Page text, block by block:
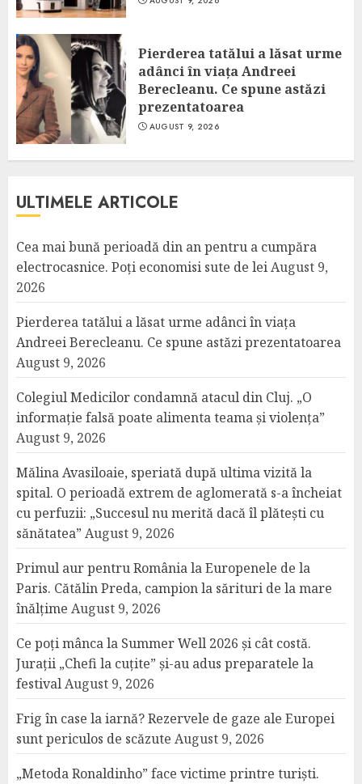
Pierderea tatălui a lăsat urme
adânci în viața Andreei
Berecleanu. Ce spune astăzi
prezentatoarea
AUGUST 9, 2026
ULTIMELE ARTICOLE
Cea mai bună perioadă din an pentru a cumpăra
electrocasnice. Poți economisi sute de leiAugust 9,
2026
Pierderea tatălui a lăsat urme adânci în viața
Andreei Berecleanu. Ce spune astăzi prezentatoarea
August 9, 2026
Colegiul Medicilor condamnă atacul din Cluj. „O
informație falsă poate alimenta teama și violența”
August 9, 2026
Mălina Avasiloaie, speriată după ultima vizită la
spital. O perioadă extrem de aglomerată s-a încheiat
cu perfuzii: „Succesul nu merită dacă îl plătești cu
sănătatea” August 9, 2026
Primul aur pentru România la Europenele de la
Paris. Cătălin Preda, campion la sărituri de la mare
înălțime August 9, 2026
Ce poți mânca la Summer Well 2026 și cât costă.
Jurații „Chefi la cuțite” și-au adus preparatele la
festivalAugust 9, 2026
Frig în case la iarnă? Rezervele de gaze ale Europei
sunt periculos de scăzute August 9, 2026
„Metoda Ronaldinho” face victime printre turiști.